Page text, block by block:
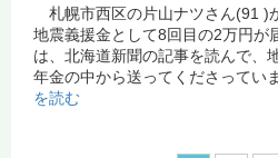
札幌市西区の片山ナツさん(91 )
地震義援金として8回目の2万円
は、北海道新聞の記事を読んで、
年金の中から送ってくださってい
を読む